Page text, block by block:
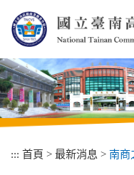
內
容
區
塊
::: 首頁 > 最新消息 > 南商